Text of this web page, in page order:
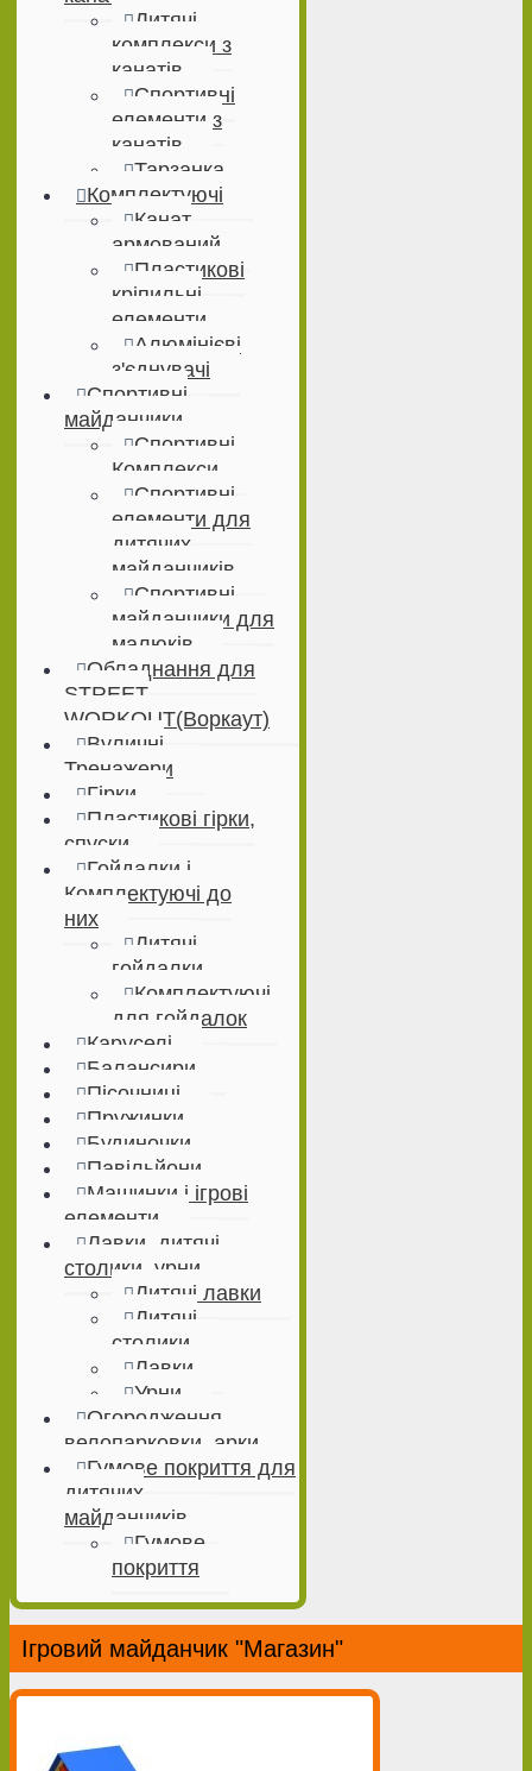
Дитячі
комплекси з
канатів
Спортивні
елементи з
канатів
Тарзанка
Комплектуючі
Канат
армований
Пластикові
кріпильні
елементи
Алюмінієві
з'єднувачі
Спортивні
майданчики
Спортивні
Комплекси
Спортивні
елементи для
дитячих
майданчиків
Спортивні
майданчики для
малюків
Обладнання для
STREET
WORKOUT(Воркаут)
Вуличні
Тренажери
Гірки
Пластикові гірки,
спуски
Гойдалки і
Комплектуючі до
них
Дитячі
гойдалки
Комплектуючі
для гойдалок
Каруселі
Балансири
Пісочниці
Пружинки
Будиночки
Павільйони
Машинки і ігрові
елементи
Лавки, дитячі
столики, урни
Дитячі лавки
Дитячі
столики
Лавки
Урни
Огородження,
велопарковки, арки
Гумове покриття для
дитячих
майданчиків
Гумове
покриття
Ігровий майданчик "Магазин"